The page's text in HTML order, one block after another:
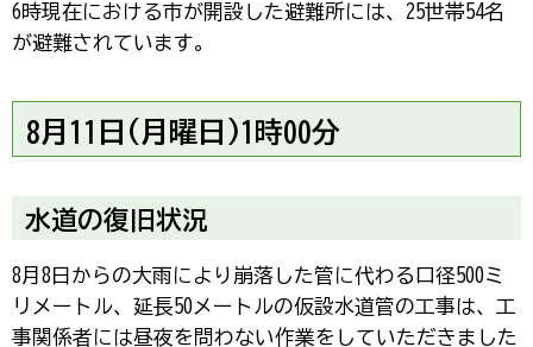
6時現在における市が開設した避難所には、25世帯54名
が避難されています。
8月11日(月曜日)1時00分
水道の復旧状況
8月8日からの大雨により崩落した管に代わる口径500ミ
リメートル、延長50メートルの仮設水道管の工事は、工
事関係者には昼夜を問わない作業をしていただきました